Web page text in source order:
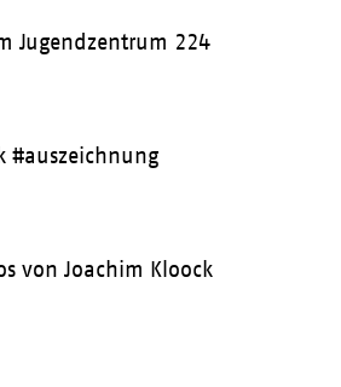
Jugendzentrum 224
#auszeichnung
von Joachim Kloock